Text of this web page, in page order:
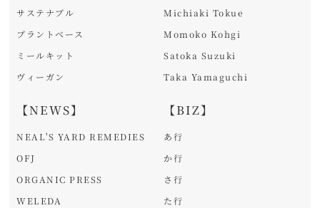
サステナブル
プラントベース
ミールキット
ヴィーガン
【NEWS】
NEAL'S YARD REMEDIES
OFJ
ORGANIC PRESS
WELEDA
Michiaki Tokue
Momoko Kohgi
Satoka Suzuki
Taka Yamaguchi
【BIZ】
あ行
か行
さ行
た行